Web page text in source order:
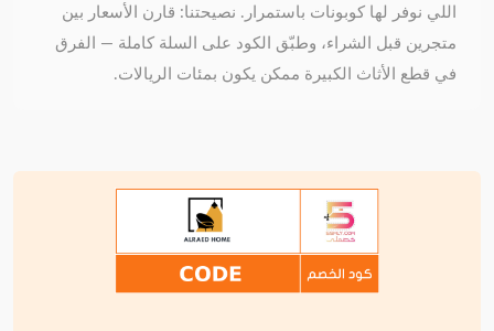
اللي نوفر لها كوبونات باستمرار. نصيحتنا: قارن الأسعار بين
متجرين قبل الشراء، وطبّق الكود على السلة كاملة — الفرق
في قطع الأثاث الكبيرة ممكن يكون بمئات الريالات.